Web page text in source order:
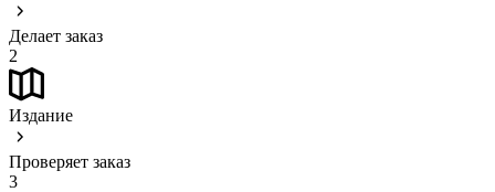
Делает заказ
2
Издание
Проверяет заказ
3